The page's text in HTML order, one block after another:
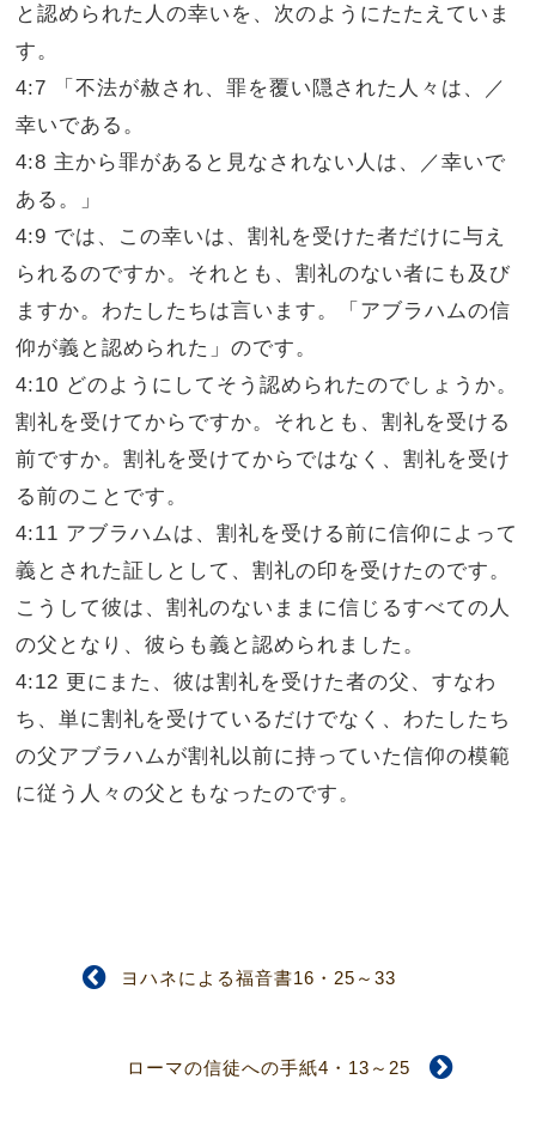
と認められた人の幸いを、次のようにたたえていま
す。
4:7 「不法が赦され、罪を覆い隠された人々は、／
幸いである。
4:8 主から罪があると見なされない人は、／幸いで
ある。」
4:9 では、この幸いは、割礼を受けた者だけに与え
られるのですか。それとも、割礼のない者にも及び
ますか。わたしたちは言います。「アブラハムの信
仰が義と認められた」のです。
4:10 どのようにしてそう認められたのでしょうか。
割礼を受けてからですか。それとも、割礼を受ける
前ですか。割礼を受けてからではなく、割礼を受け
る前のことです。
4:11 アブラハムは、割礼を受ける前に信仰によって
義とされた証しとして、割礼の印を受けたのです。
こうして彼は、割礼のないままに信じるすべての人
の父となり、彼らも義と認められました。
4:12 更にまた、彼は割礼を受けた者の父、すなわ
ち、単に割礼を受けているだけでなく、わたしたち
の父アブラハムが割礼以前に持っていた信仰の模範
に従う人々の父ともなったのです。
ヨハネによる福音書16・25～33
ローマの信徒への手紙4・13～25